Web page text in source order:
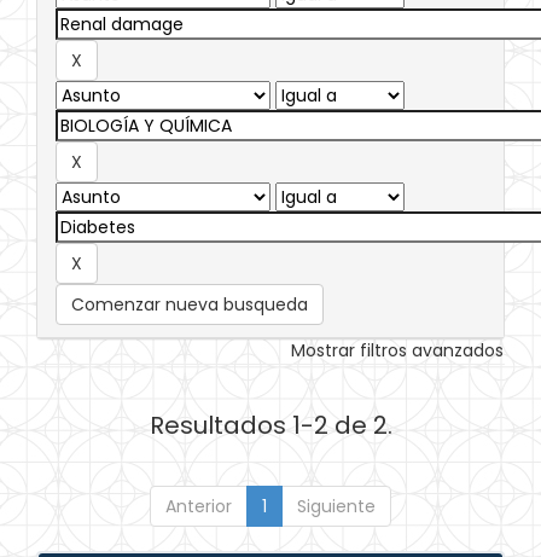
Comenzar nueva busqueda
Mostrar filtros avanzados
Resultados 1-2 de 2.
Anterior 1 Siguiente